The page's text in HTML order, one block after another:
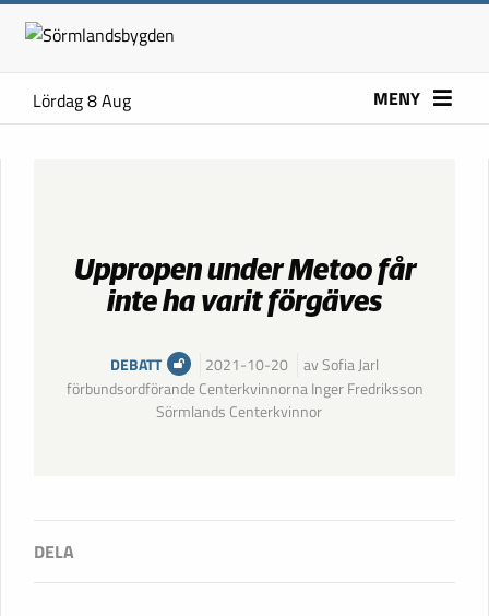
Lördag 8 Aug MENY
Uppropen under Metoo får
inte ha varit förgäves
DEBATT 2021-10-20
av Sofia Jarl
förbundsordförande Centerkvinnorna Inger Fredriksson
Sörmlands Centerkvinnor